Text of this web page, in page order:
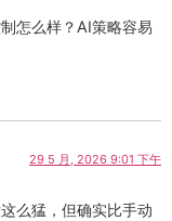
怎么样？AI策略容易
29 5 月, 2026 9:01 下午
么猛，但确实比手动